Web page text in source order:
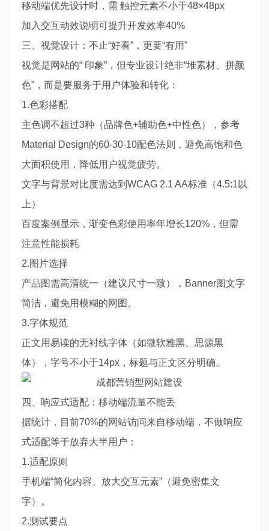
移动端优先设计时，需 触控元素不小于48×48px
加入交互动效说明可提升开发效率40%
三、视觉设计：不止“好看”，更要“有用”
视觉是网站的“ 印象”，但专业设计绝非“堆素材、拼颜
色”，而是要服务于用户体验和转化：
1.色彩搭配
主色调不超过3种（品牌色+辅助色+中性色），参考
Material Design的60-30-10配色法则，避免高饱和色
大面积使用，降低用户视觉疲劳。
文字与背景对比度需达到WCAG 2.1 AA标准（4.5:1以
上）
百度案例显示，渐变色彩使用率年增长120%，但需
注意性能损耗
2.图片选择
产品图需高清统一（建议尺寸一致），Banner图文字
简洁，避免用模糊的网图。
3.字体规范
正文用易读的无衬线字体（如微软雅黑、思源黑
体），字号不小于14px，标题与正文区分明确。
四、响应式适配：移动端流量不能丢
据统计，目前70%的网站访问来自移动端，不做响应
式适配等于放弃大半用户：
1.适配原则
手机端“简化内容、放大交互元素”（避免密集文
字）。
2.测试要点